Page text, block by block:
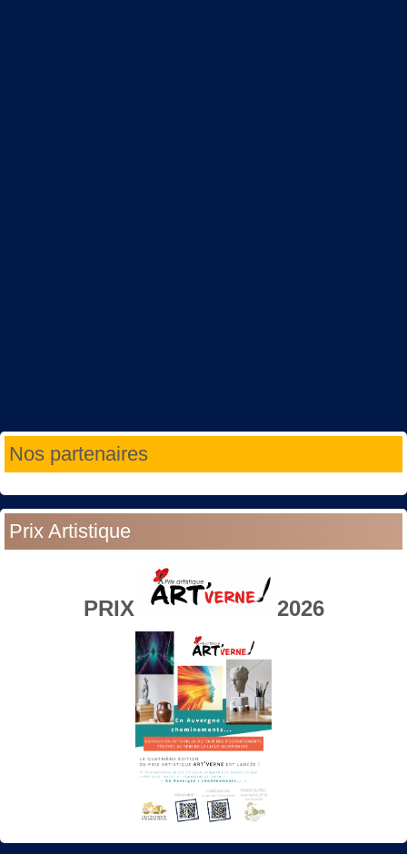
Nos partenaires
Prix Artistique
PRIX 2026
Année
précédente
Mois
précédent
Année
suivante
Mois
suivant